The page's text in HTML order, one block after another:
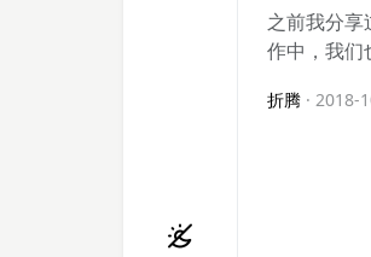
之前我分
作中，我们
折腾 · 2018-